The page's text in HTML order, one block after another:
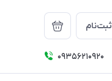
09356210920